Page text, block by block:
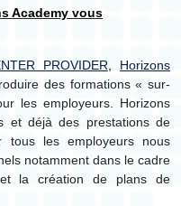
Academy vous
PROVIDER
Horizons
des formations « sur-
les employeurs. Horizons
et déjà des prestations de
tous les employeurs nous
notamment dans le cadre
et la création de plans de